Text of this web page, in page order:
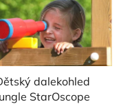
dalekohled
StarOscope